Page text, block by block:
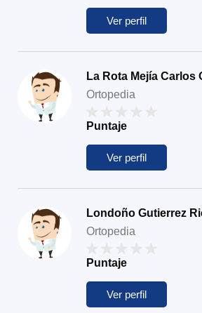
Ver perfil
La Rota Mejía Carlos
Ortopedia
Puntaje
Ver perfil
Londoño Gutierrez
Ortopedia
Puntaje
Ver perfil